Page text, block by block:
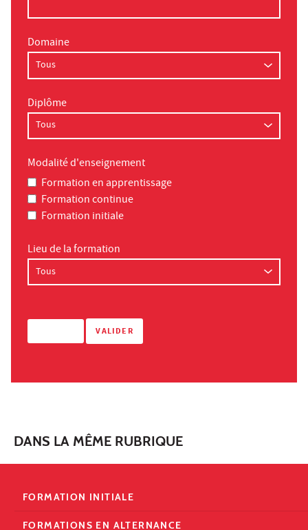
Domaine
Diplôme
Modalité d'enseignement
Formation en apprentissage
Formation continue
Formation initiale
Lieu de la formation
DANS LA MÊME RUBRIQUE
FORMATION INITIALE
FORMATIONS EN ALTERNANCE